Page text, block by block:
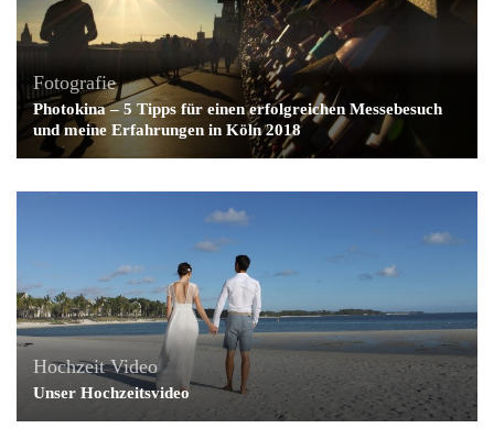
Fotografie
Photokina – 5 Tipps für einen erfolgreichen Messebesuch
und meine Erfahrungen in Köln 2018
Hochzeit Video
Unser Hochzeitsvideo